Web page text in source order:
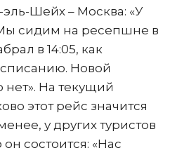
Шейх – Москва: «У
Мы сидим на ресепшне в
в 14:05, как
Новой
На текущий
этот рейс значится
у других туристов
состоится: «Нас